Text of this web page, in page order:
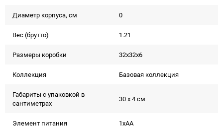
Диаметр корпуса, см 0
Вес (брутто) 1.21
Размеры коробки 32х32х6
Коллекция Базовая коллекция
Габариты с упаковкой в
сантиметрах
30 x 4 см
Элемент питания 1xAA